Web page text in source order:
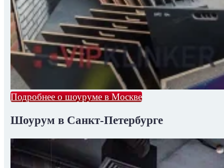
Подробнее о шоуруме в Москве
Шоурум в Санкт-Петербурге